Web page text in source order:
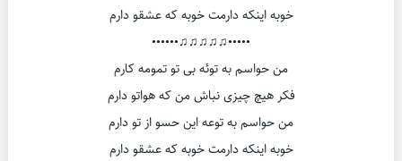
خوبه اینکه دارمت خوبه که عشقو دارم
•••••♫♫♫♫♫••••••
من حواسم به توئه بی تو تمومه کارم
فکر هیچ چیزی نباش من که هواتو دارم
من حواسم به توعه این حسو از تو دارم
خوبه اینکه دارمت خوبه که عشقو دارم